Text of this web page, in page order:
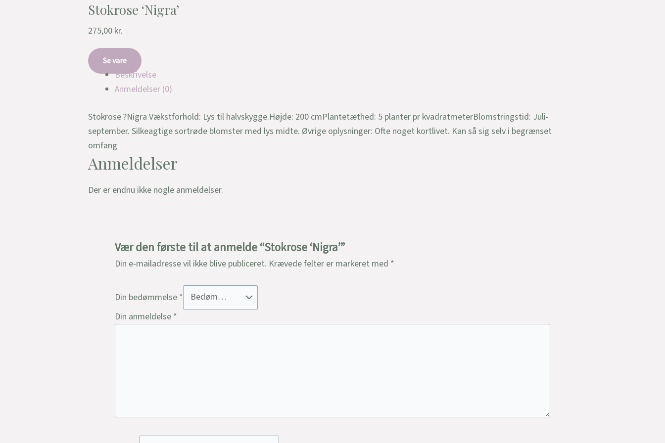
Stokrose ‘Nigra’
275,00 kr.
Se vare
Beskrivelse
Anmeldelser (0)
Stokrose ?Nigra Vækstforhold: Lys til halvskygge.Højde: 200 cmPlantetæthed: 5 planter pr kvadratmeterBlomstringstid: Juli-
september. Silkeagtige sortrøde blomster med lys midte. Øvrige oplysninger: Ofte noget kortlivet. Kan så sig selv i begrænset
omfang
Anmeldelser
Der er endnu ikke nogle anmeldelser.
Vær den første til at anmelde “Stokrose ‘Nigra’”
Din e-mailadresse vil ikke blive publiceret. Krævede felter er markeret med *
Din bedømmelse *
Din anmeldelse *